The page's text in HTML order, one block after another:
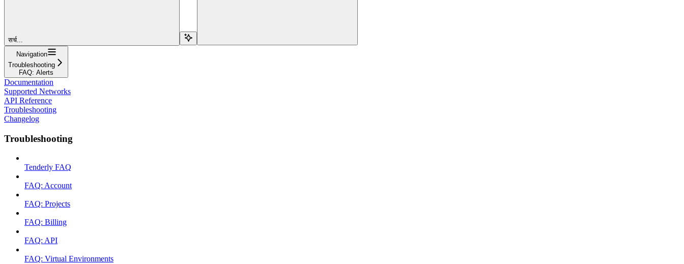
सर्च...
Navigation
Troubleshooting
FAQ: Alerts
Documentation
Supported Networks
API Reference
Troubleshooting
Changelog
Troubleshooting
Tenderly FAQ
FAQ: Account
FAQ: Projects
FAQ: Billing
FAQ: API
FAQ: Virtual Environments